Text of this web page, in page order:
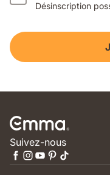
Désinscription
Suivez-nous